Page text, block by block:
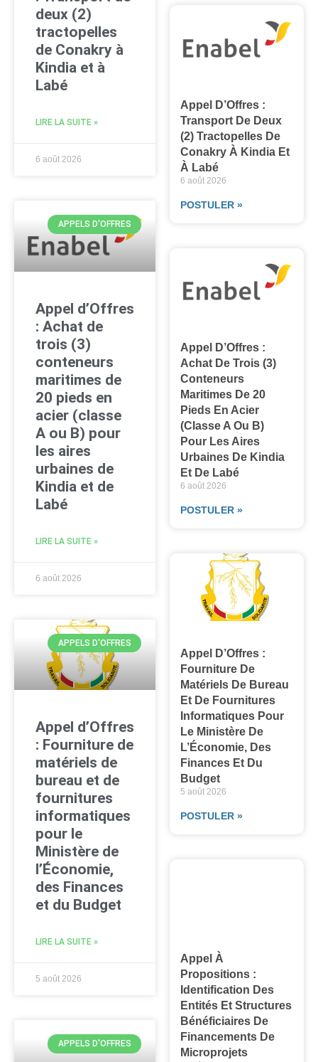
deux (2)
tractopelles
de Conakry à
Kindia et à
Labé
LIRE LA SUITE »
6 août 2026
APPELS D'OFFRES
Appel d’Offres
: Achat de
trois (3)
conteneurs
maritimes de
20 pieds en
acier (classe
A ou B) pour
les aires
urbaines de
Kindia et de
Labé
LIRE LA SUITE »
6 août 2026
APPELS D'OFFRES
Appel d’Offres
: Fourniture de
matériels de
bureau et de
fournitures
informatiques
pour le
Ministère de
l’Économie,
des Finances
et du Budget
LIRE LA SUITE »
5 août 2026
APPELS D'OFFRES
Appel D’Offres :
Transport De Deux
(2) Tractopelles De
Conakry À Kindia Et
À Labé
6 août 2026
POSTULER »
Appel D’Offres :
Achat De Trois (3)
Conteneurs
Maritimes De 20
Pieds En Acier
(classe A Ou B)
Pour Les Aires
Urbaines De Kindia
Et De Labé
6 août 2026
POSTULER »
Appel D’Offres :
Fourniture De
Matériels De Bureau
Et De Fournitures
Informatiques Pour
Le Ministère De
L’Économie, Des
Finances Et Du
Budget
5 août 2026
POSTULER »
Appel À
Propositions :
Identification Des
Entités Et Structures
Bénéficiaires De
Financements De
Microprojets